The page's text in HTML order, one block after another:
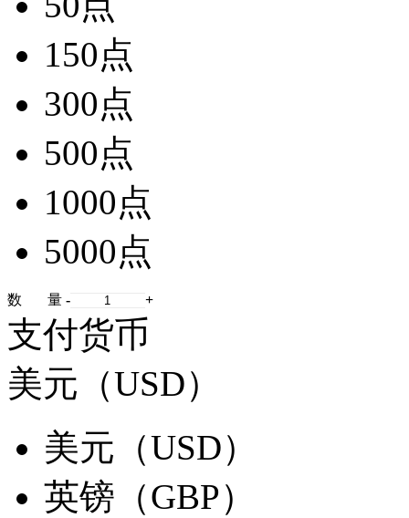
150点
300点
500点
1000点
5000点
数 量 - +
支付货币
美元（USD）
美元（USD）
英镑（GBP）